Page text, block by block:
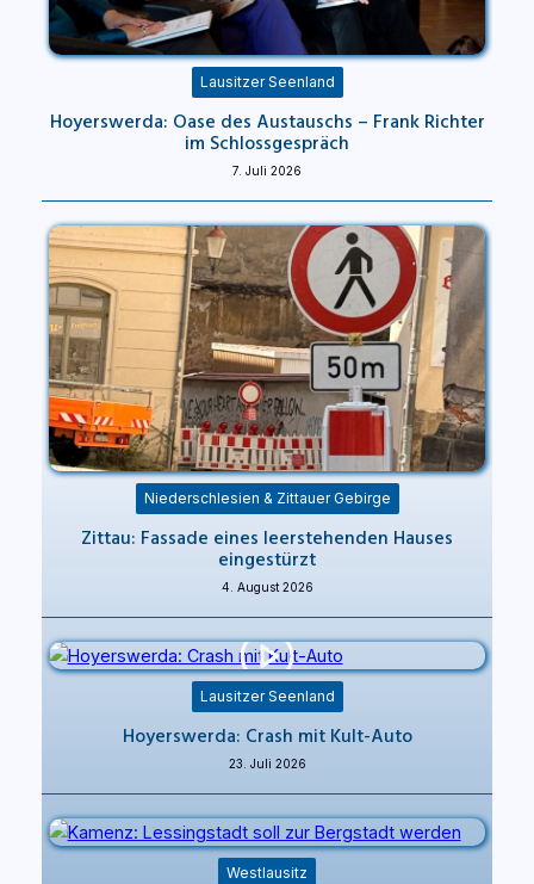
Lausitzer Seenland
Hoyerswerda: Oase des Austauschs – Frank Richter
im Schlossgespräch
7. Juli 2026
Niederschlesien & Zittauer Gebirge
Zittau: Fassade eines leerstehenden Hauses
eingestürzt
4. August 2026
Lausitzer Seenland
Hoyerswerda: Crash mit Kult-Auto
23. Juli 2026
Westlausitz